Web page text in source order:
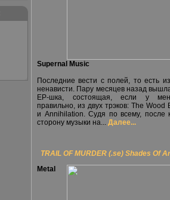
Supernal Music
Последние вести с полей, то есть
ненависти. Пару месяцев назад
ЕР-шка, состоящая, если у
правильно, из двух трэков: The Wood
и Annihilation. Судя по всему, после
сторону музыки на... Далее...
TRAIL OF MURDER (.se) Shades Of
Metal